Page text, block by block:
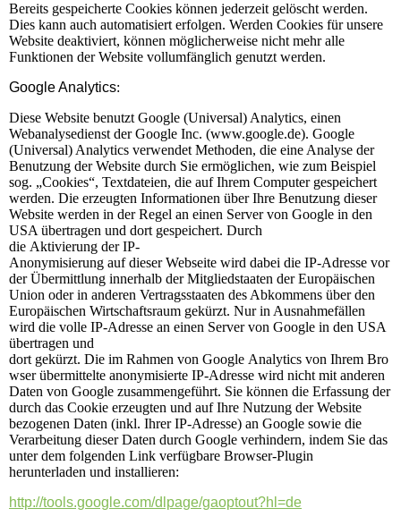
Bereits gespeicherte Cookies können jederzeit gelöscht werden.
Dies kann auch automatisiert erfolgen. Werden Cookies für unsere
Website deaktiviert, können möglicherweise nicht mehr alle
Funktionen der Website vollumfänglich genutzt werden.
Google Analytics:
Diese Website benutzt Google (Universal) Analytics, einen
Webanalysedienst der Google Inc. (www.google.de). Google
(Universal) Analytics verwendet Methoden, die eine Analyse der
Benutzung der Website durch Sie ermöglichen, wie zum Beispiel
sog. „Cookies“, Textdateien, die auf Ihrem Computer gespeichert
werden. Die erzeugten Informationen über Ihre Benutzung dieser
Website werden in der Regel an einen Server von Google in den
USA übertragen und dort gespeichert. Durch
die Aktivierung der IP-
Anonymisierung auf dieser Webseite wird dabei die IP-Adresse vor
der Übermittlung innerhalb der Mitgliedstaaten der Europäischen
Union oder in anderen Vertragsstaaten des Abkommens über den
Europäischen Wirtschaftsraum gekürzt. Nur in Ausnahmefällen
wird die volle IP-Adresse an einen Server von Google in den USA
übertragen und
dort gekürzt. Die im Rahmen von Google Analytics von Ihrem Bro
wser übermittelte anonymisierte IP-Adresse wird nicht mit anderen
Daten von Google zusammengeführt. Sie können die Erfassung der
durch das Cookie erzeugten und auf Ihre Nutzung der Website
bezogenen Daten (inkl. Ihrer IP-Adresse) an Google sowie die
Verarbeitung dieser Daten durch Google verhindern, indem Sie das
unter dem folgenden Link verfügbare Browser-Plugin
herunterladen und installieren:
http://tools.google.com/dlpage/gaoptout?hl=de